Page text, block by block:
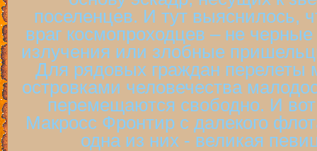
поселенцев. И тут выяснилось,
враг космопроходцев – не
излучения или злобные
Для рядовых граждан перелеты
островками человечества
перемещаются свободно. И
Макросс Фронтир с далекого
одна из них - великая